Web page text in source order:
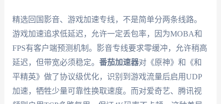
精选回国影音、游戏加速专线，不是简单分两条线路。
游戏加速追求低延迟，允许一定丢包率，因为MOBA和
FPS有客户端预测机制。影音专线要求零缓冲，允许稍高
延迟，但带宽必须稳定。 番茄加速器对《原神》和《和
平精英》做了协议级优化，识别到游戏流量后启用UDP
加速，牺牲少量可靠性换取速度。而对爱奇艺、腾讯视